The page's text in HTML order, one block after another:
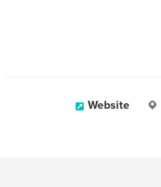
Website